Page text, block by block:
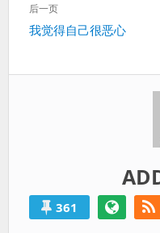
的。
航
后一页
下
我觉得自己很恶心
361